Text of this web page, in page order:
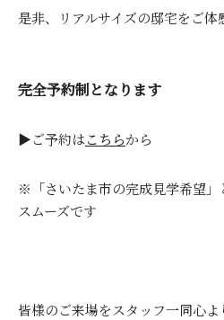
是非、リアルサイズの邸宅をご体
完全予約制となります
▶ご予約はこちらから
※「さいたま市の完成見学希望」
スムーズです
皆様のご来場をスタッフ一同心よ